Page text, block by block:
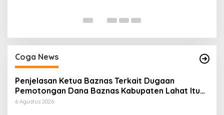
Coga News
Penjelasan Ketua Baznas Terkait Dugaan
Pemotongan Dana Baznas Kabupaten Lahat Itu
Tidak Benar
6 Agustus 2026